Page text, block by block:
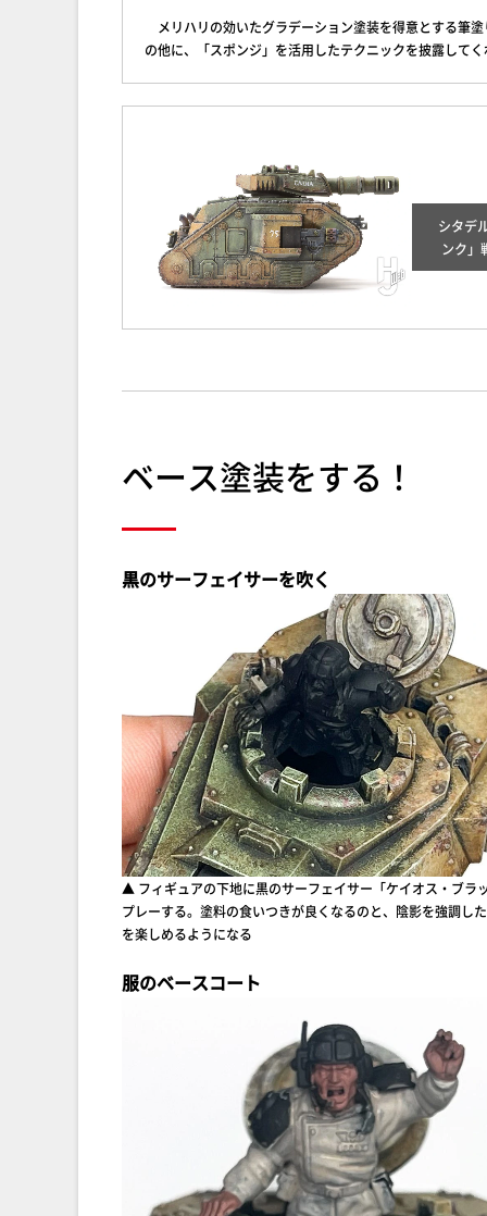
メリハリの効いたグラデーション塗装を得意とする筆
の他に、「スポンジ」を活用したテクニックを披露して
シタデ
ンク」
ベース塗装をする！
黒のサーフェイサーを吹く
▲ フィギュアの下地に黒のサーフェイサー「ケイオス・ブラ
プレーする。塗料の食いつきが良くなるのと、陰影を強調し
を楽しめるようになる
服のベースコート